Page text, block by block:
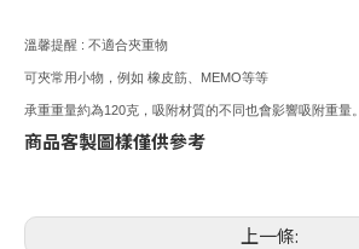
溫馨提醒 : 不適合夾重物
可夾常用小物，例如 橡皮筋、MEMO等等
承重重量約為120克，吸附材質的不同也會影響吸附重量。
商品客製圖樣僅供參考
上一條: